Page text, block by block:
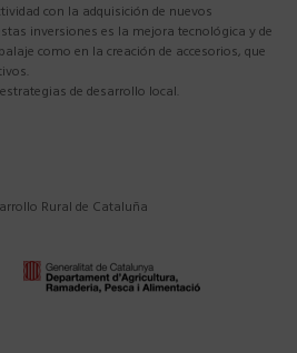
con la adquisición de nuevos
inversiones es la mejora tecnológica y de
como en la creación de accesorios, que
de desarrollo local.
Rural de Cataluña